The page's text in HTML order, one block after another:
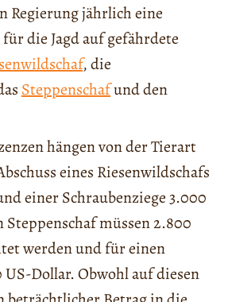
Regierung jährlich eine
für die Jagd auf gefährdete
, die
Steppenschafund den
hängen von der Tierart
eines Riesenwildschafs
einer Schraubenziege 3.000
müssen 2.800
werden und für einen
US-Dollar. Obwohl auf diesen